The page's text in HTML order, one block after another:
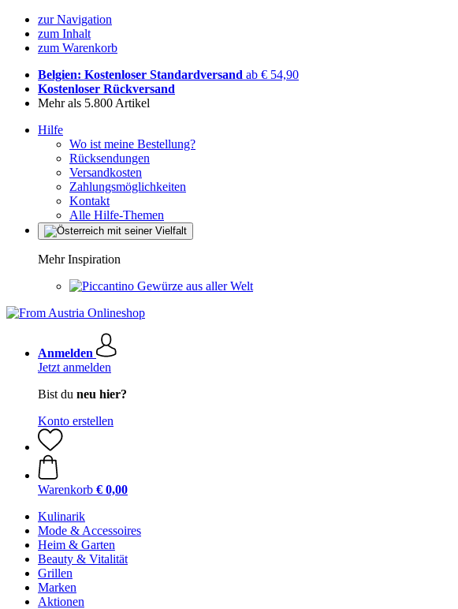
zur Navigation
zum Inhalt
zum Warenkorb
Belgien: Kostenloser Standardversand ab € 54,90
Kostenloser Rückversand
Mehr als 5.800 Artikel
Hilfe
Wo ist meine Bestellung?
Rücksendungen
Versandkosten
Zahlungsmöglichkeiten
Kontakt
Alle Hilfe-Themen
Mehr Inspiration
Gewürze aus aller Welt
Anmelden
Jetzt anmelden
Bist du neu hier?
Konto erstellen
Warenkorb € 0,00
Kulinarik
Mode & Accessoires
Heim & Garten
Beauty & Vitalität
Grillen
Marken
Aktionen